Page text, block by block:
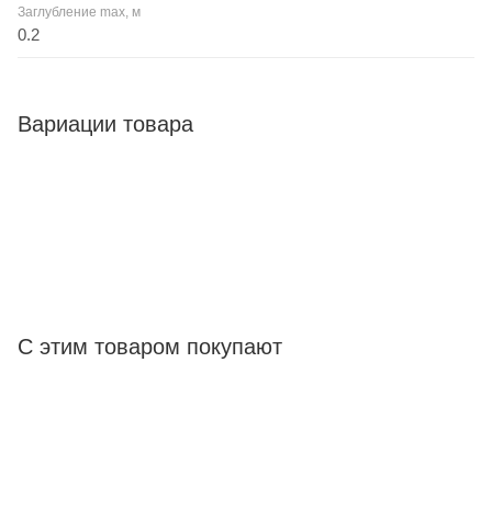
Заглубление max, м
0.2
Вариации товара
С этим товаром покупают